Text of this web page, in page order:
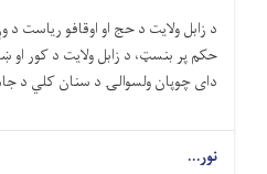
د زابل ولایت د حج او اوقافو ریاست د
حکم پر بنسټ، د زابل ولایت د کور او
دای چوپان ولسوالۍ د سنان کلي د
نور...